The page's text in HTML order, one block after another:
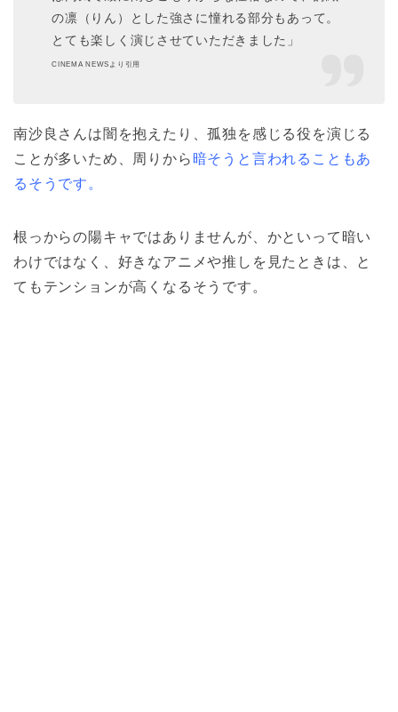
の凛（りん）とした強さに憧れる部分もあって。
とても楽しく演じさせていただきました」
CINEMA NEWSより引用
南沙良さんは闇を抱えたり、孤独を感じる役を演じる
ことが多いため、周りから 暗そうと言われることもあ
るそうです。
根っからの陽キャではありませんが、かといって暗い
わけではなく、好きなアニメや推しを見たときは、と
てもテンションが高くなるそうです。